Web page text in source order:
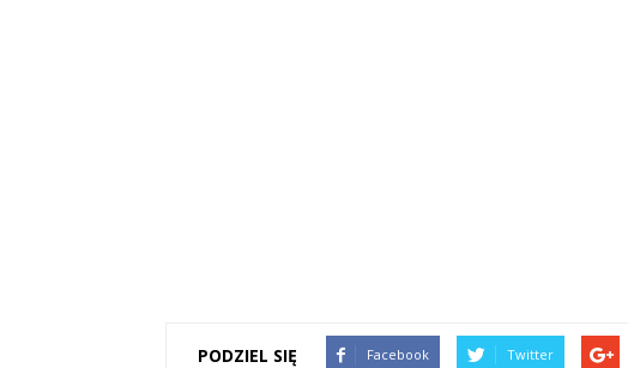
PODZIEL SIĘ Facebook Twitter